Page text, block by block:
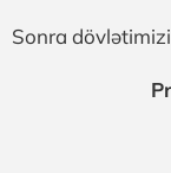
Sonra